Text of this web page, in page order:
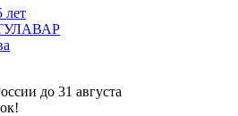
лет
до 31 августа